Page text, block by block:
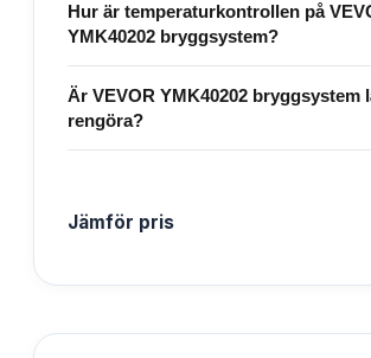
Hur är temperaturkontrollen på
YMK40202 bryggsystem?
Är VEVOR YMK40202 bryggsystem
rengöra?
Jämför pris